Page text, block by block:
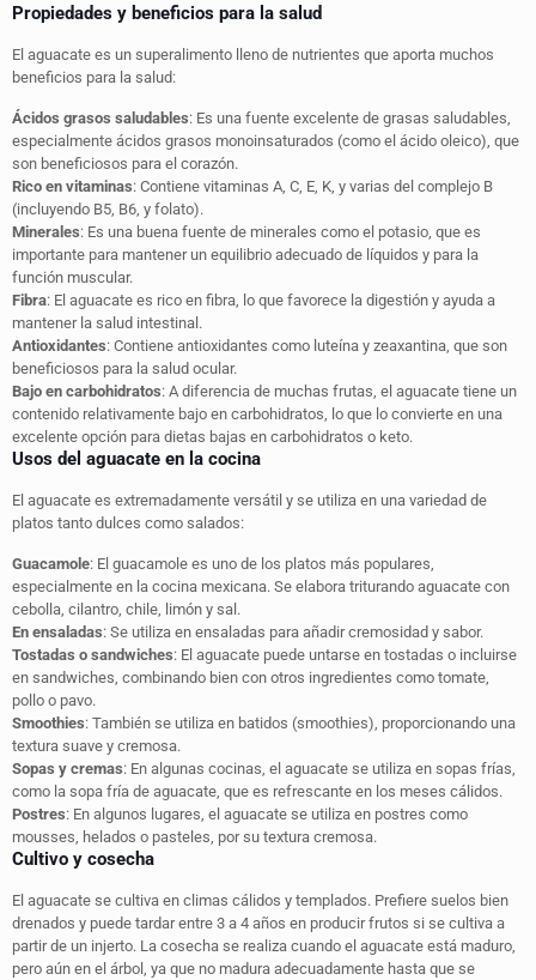
Propiedades y beneficios para la salud
El aguacate es un superalimento lleno de nutrientes que aporta muchos
beneficios para la salud:
Ácidos grasos saludables: Es una fuente excelente de grasas saludables,
especialmente ácidos grasos monoinsaturados (como el ácido oleico), que
son beneficiosos para el corazón.
Rico en vitaminas: Contiene vitaminas A, C, E, K, y varias del complejo B
(incluyendo B5, B6, y folato).
Minerales: Es una buena fuente de minerales como el potasio, que es
importante para mantener un equilibrio adecuado de líquidos y para la
función muscular.
Fibra: El aguacate es rico en fibra, lo que favorece la digestión y ayuda a
mantener la salud intestinal.
Antioxidantes: Contiene antioxidantes como luteína y zeaxantina, que son
beneficiosos para la salud ocular.
Bajo en carbohidratos: A diferencia de muchas frutas, el aguacate tiene un
contenido relativamente bajo en carbohidratos, lo que lo convierte en una
excelente opción para dietas bajas en carbohidratos o keto.
Usos del aguacate en la cocina
El aguacate es extremadamente versátil y se utiliza en una variedad de
platos tanto dulces como salados:
Guacamole: El guacamole es uno de los platos más populares,
especialmente en la cocina mexicana. Se elabora triturando aguacate con
cebolla, cilantro, chile, limón y sal.
En ensaladas: Se utiliza en ensaladas para añadir cremosidad y sabor.
Tostadas o sandwiches: El aguacate puede untarse en tostadas o incluirse
en sandwiches, combinando bien con otros ingredientes como tomate,
pollo o pavo.
Smoothies: También se utiliza en batidos (smoothies), proporcionando una
textura suave y cremosa.
Sopas y cremas: En algunas cocinas, el aguacate se utiliza en sopas frías,
como la sopa fría de aguacate, que es refrescante en los meses cálidos.
Postres: En algunos lugares, el aguacate se utiliza en postres como
mousses, helados o pasteles, por su textura cremosa.
Cultivo y cosecha
El aguacate se cultiva en climas cálidos y templados. Prefiere suelos bien
drenados y puede tardar entre 3 a 4 años en producir frutos si se cultiva a
partir de un injerto. La cosecha se realiza cuando el aguacate está maduro,
pero aún en el árbol, ya que no madura adecuadamente hasta que se